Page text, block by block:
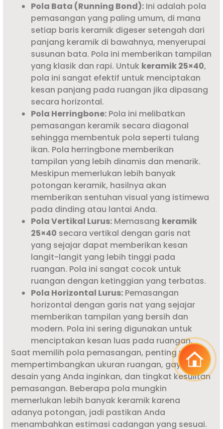
Pola Bata (Running Bond): Ini adalah pola
pemasangan yang paling umum, di mana
setiap baris keramik digeser setengah dari
panjang keramik di bawahnya, menyerupai
susunan bata. Pola ini memberikan tampilan
yang klasik dan rapi. Untuk keramik 25×40,
pola ini sangat efektif untuk menciptakan
kesan panjang pada ruangan jika dipasang
secara horizontal.
Pola Herringbone: Pola ini melibatkan
pemasangan keramik secara diagonal
sehingga membentuk pola seperti tulang
ikan. Pola herringbone memberikan
tampilan yang lebih dinamis dan menarik.
Meskipun memerlukan lebih banyak
potongan keramik, hasilnya akan
memberikan sentuhan visual yang istimewa
pada dinding atau lantai Anda.
Pola Vertikal Lurus: Memasang keramik
25×40 secara vertikal dengan garis nat
yang sejajar dapat memberikan kesan
langit-langit yang lebih tinggi pada
ruangan. Pola ini sangat cocok untuk
ruangan dengan ketinggian yang terbatas.
Pola Horizontal Lurus: Pemasangan
horizontal dengan garis nat yang sejajar
memberikan tampilan yang bersih dan
modern. Pola ini sering digunakan untuk
menciptakan kesan luas pada ruangan.
Saat memilih pola pemasangan, penting untuk
mempertimbangkan ukuran ruangan, gaya
desain yang Anda inginkan, dan tingkat kesulitan
pemasangan. Beberapa pola mungkin
memerlukan lebih banyak keramik karena
adanya potongan, jadi pastikan Anda
menambahkan estimasi cadangan yang sesuai.